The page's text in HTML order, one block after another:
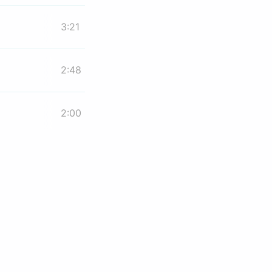
3:21
2:48
2:00